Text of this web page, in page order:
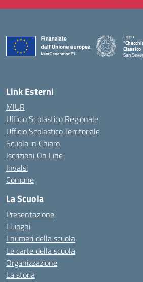
Liceo
Classico
San
Link Esterni
MIUR
Ufficio Scolastico Regionale
Ufficio Scolastico Territoriale
Scuola in Chiaro
Iscrizioni On Line
Invalsi
Comune
La Scuola
Presentazione
I luoghi
I numeri della scuola
Le carte della scuola
Organizzazione
La storia